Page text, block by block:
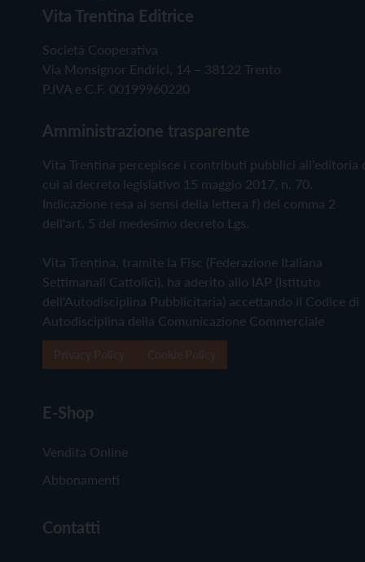
Vita Trentina Editrice
Società Cooperativa
Via Monsignor Endrici, 14 – 38122 Trento
P.IVA e C.F. 00199960220
Amministrazione trasparente
Vita Trentina percepisce i contributi pubblici all'editoria
cui al decreto legislativo 15 maggio 2017, n. 70.
Indicazione resa ai sensi della lettera f) del comma 2
dell'art. 5 del medesimo decreto Lgs.
Vita Trentina, tramite la Fisc (Federazione Italiana
Settimanali Cattolici), ha aderito allo IAP (Istituto
dell'Autodisciplina Pubblicitaria) accettando il Codice di
Autodisciplina della Comunicazione Commerciale
E-Shop
Vendita Online
Abbonamenti
Contatti